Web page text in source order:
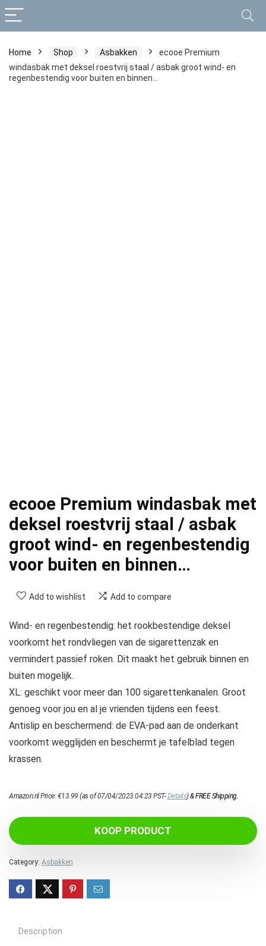
Home Shop Asbakken
ecooe Premium
windasbak met deksel roestvrij staal / asbak groot wind- en
regenbestendig voor buiten en binnen…
ecooe Premium windasbak met
deksel roestvrij staal / asbak
groot wind- en regenbestendig
voor buiten en binnen…
Add to wishlist Add to compare
Wind- en regenbestendig: het rookbestendige deksel
voorkomt het rondvliegen van de sigarettenzak en
vermindert passief roken. Dit maakt het gebruik binnen en
buiten mogelijk.
XL: geschikt voor meer dan 100 sigarettenkanalen. Groot
genoeg voor jou en al je vrienden tijdens een feest.
Antislip en beschermend: de EVA-pad aan de onderkant
voorkomt wegglijden en beschermt je tafelblad tegen
krassen.
Amazon.nl Price:€13.99 (as of 07/04/2023 04:23 PST-Details)&FREE Shipping.
KOOP PRODUCT
Category: Asbakken
Description